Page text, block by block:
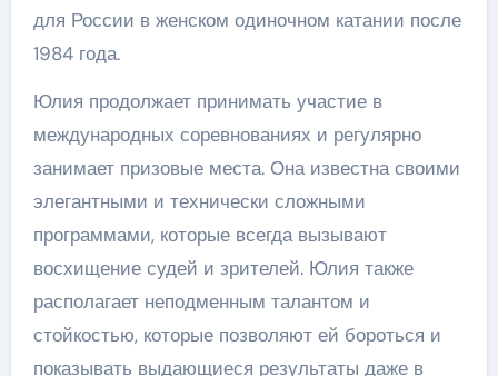
для России в женском одиночном катании после
1984 года.
Юлия продолжает принимать участие в
международных соревнованиях и регулярно
занимает призовые места. Она известна своими
элегантными и технически сложными
программами, которые всегда вызывают
восхищение судей и зрителей. Юлия также
располагает неподменным талантом и
стойкостью, которые позволяют ей бороться и
показывать выдающиеся результаты даже в